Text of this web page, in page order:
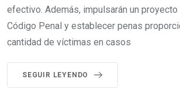
efectivo. Además, impulsarán un
Código Penal y establecer penas
cantidad de víctimas en casos
SEGUIR LEYENDO